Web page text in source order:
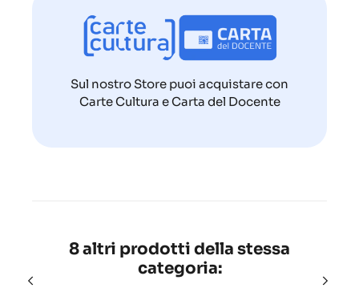
Sul nostro Store puoi acquistare con
Carte Cultura e Carta del Docente
8 altri prodotti della stessa
categoria: